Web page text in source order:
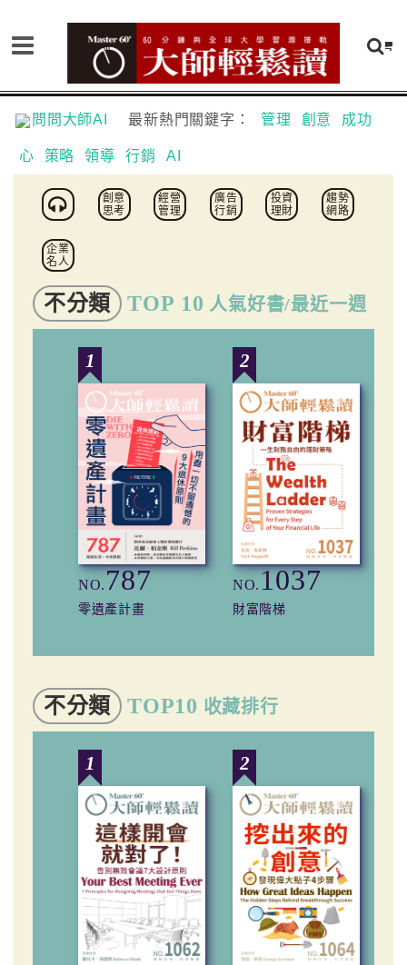
問問大師AI 最新熱門關鍵字： 管理 創意 成功
心 策略 領導 行銷 AI
創意
思考
經營
管理
廣告
行銷
投資
理財
趨勢
網路
企業
名人
不分類 TOP 10 人氣好書/最近一週
1
NO.787
零遺產計畫
2
NO.1037
財富階梯
不分類 TOP10 收藏排行
1 2